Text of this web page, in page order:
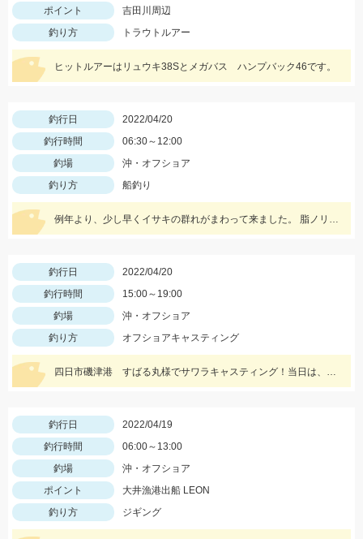
ポイント
吉田川周辺
釣り方
トラウトルアー
ヒットルアーはリュウキ38Sとメガバス ハンプバック46です。
釣行日
2022/04/20
釣行時間
06:30～12:00
釣場
沖・オフショア
釣り方
船釣り
例年より、少し早くイサキの群れがまわって来ました。 脂ノリノリのイサキばかりですよ。
釣行日
2022/04/20
釣行時間
15:00～19:00
釣場
沖・オフショア
釣り方
オフショアキャスティング
四日市磯津港 すばる丸様でサワラキャスティング！当日は、5kgオーバーのデカサワラも出ていました♪
釣行日
2022/04/19
釣行時間
06:00～13:00
釣場
沖・オフショア
ポイント
大井漁港出船 LEON
釣り方
ジギング